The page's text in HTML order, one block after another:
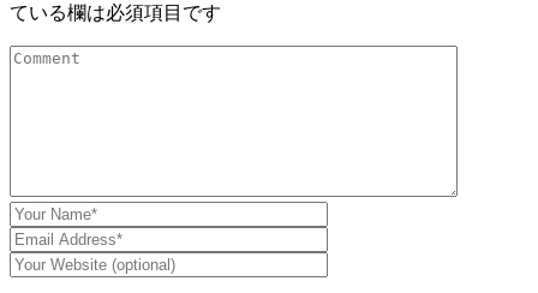
ている欄は必須項目です